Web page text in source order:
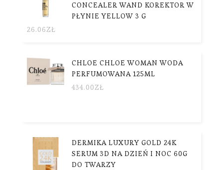
CONCEALER WAND KOREKTOR W
PŁYNIE YELLOW 3 G
26.06ZŁ
CHLOE CHLOE WOMAN WODA
PERFUMOWANA 125ML
434.00ZŁ
DERMIKA LUXURY GOLD 24K
SERUM 3D NA DZIEŃ I NOC 60G
DO TWARZY